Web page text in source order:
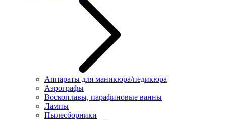
Аппараты для маникюра/педикюра
Аэрографы
Воскоплавы, парафиновые ванны
Лампы
Пылесборники